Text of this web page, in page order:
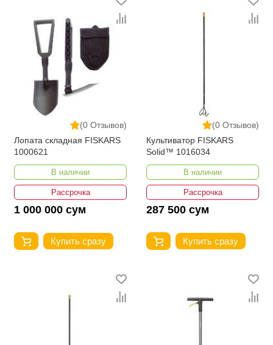
(0 Отзывов)
Лопата складная FISKARS
1000621
В наличии
Рассрочка
1 000 000 сум
Купить сразу
(0 Отзывов)
Культиватор FISKARS
Solid™ 1016034
В наличии
Рассрочка
287 500 сум
Купить сразу